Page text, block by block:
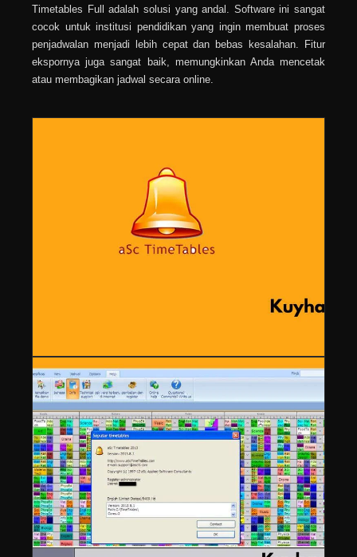
Timetables Full adalah solusi yang andal. Software ini sangat
cocok untuk institusi pendidikan yang ingin membuat proses
penjadwalan menjadi lebih cepat dan bebas kesalahan. Fitur
ekspornya juga sangat baik, memungkinkan Anda mencetak
atau membagikan jadwal secara online.